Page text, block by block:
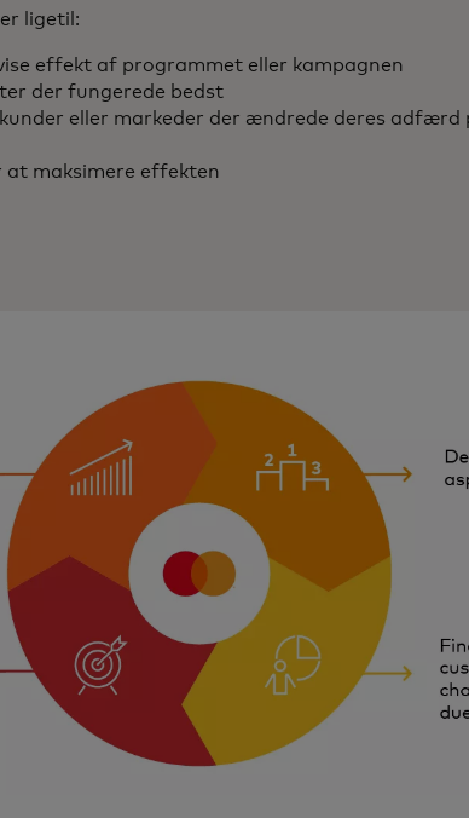
ligetil:
effekt af programmet eller kampagnen
der fungerede bedst
eller markeder der ændrede deres adfærd
maksimere effekten